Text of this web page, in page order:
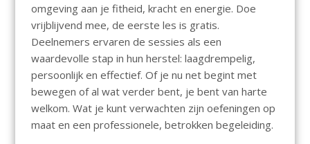
omgeving aan je fitheid, kracht en energie. Doe
vrijblijvend mee, de eerste les is gratis.
Deelnemers ervaren de sessies als een
waardevolle stap in hun herstel: laagdrempelig,
persoonlijk en effectief. Of je nu net begint met
bewegen of al wat verder bent, je bent van harte
welkom. Wat je kunt verwachten zijn oefeningen op
maat en een professionele, betrokken begeleiding.